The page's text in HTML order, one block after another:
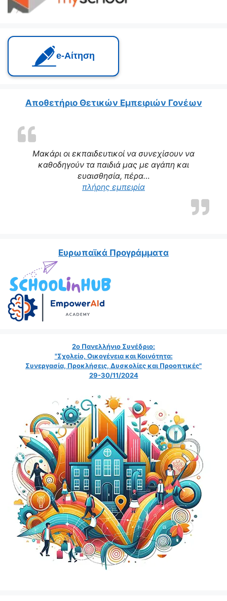
e‑Αίτηση
Μακάρι οι εκπαιδευτικοί να συνεχίσουν να
καθοδηγούν τα παιδιά μας με αγάπη και
ευαισθησία, πέρα…
πλήρης εμπειρία“Η δασκάλα μας
Αποθετήριο Θετικών Εμπειριών Γονέων
Ευρωπαϊκά Προγράμματα
2ο Πανελλήνιο Συνέδριο:
"Σχολείο, Οικογένεια και Κοινότητα:
Συνεργασία, Προκλήσεις, Δυσκολίες και Προοπτικές"
29-30/11/2024